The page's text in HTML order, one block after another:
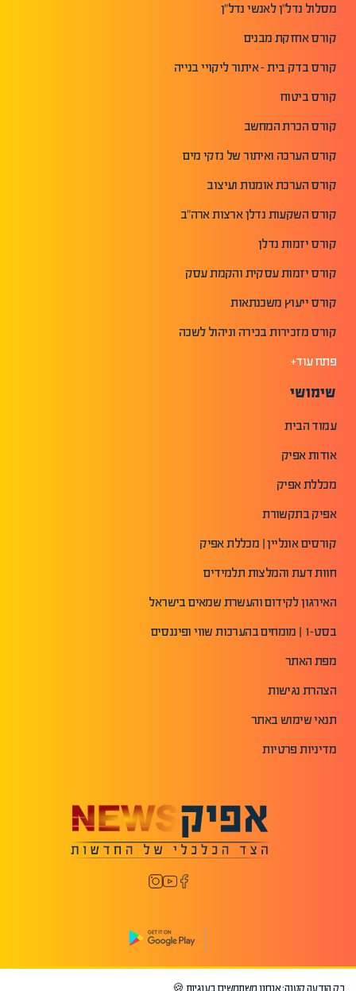
מסלול נדל"ן לאנשי נדל"ן
קורס אחזקת מבנים
קורס בדק בית - איתור ליקויי בנייה
קורס ביטוח
קורס הכרת המחשב
קורס הערכה ואיתור של נזקי מים
קורס הערכת אומנות ועיצוב
קורס השקעות נדלן ארצות ארה"ב
קורס יזמות נדלן
קורס יזמות עסקית והקמת עסק
קורס ייעוץ משכנתאות
קורס מזכירות בכירה וניהול לשכה
פתח עוד+
שימושי
עמוד הבית
אודות אפיק
מכללת אפיק
אפיק בתקשורת
קורסים אונליין | מכללת אפיק
חוות דעת והמלצות תלמידים
האירגון לקידום והעשרת שמאים בישראל
בסט-1 | מומחים בהערכות שווי ופיננסים
מפת האתר
הצהרת נגישות
תנאי שימוש באתר
מדיניות פרטיות